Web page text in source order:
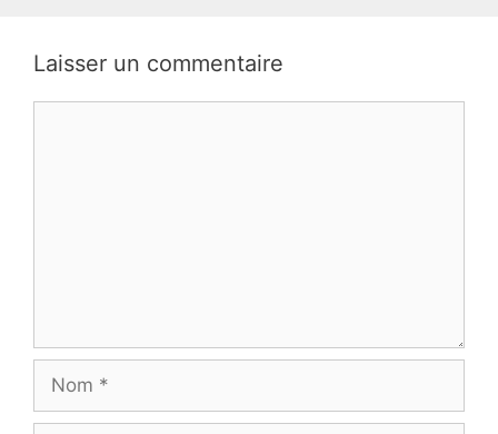
Laisser un commentaire